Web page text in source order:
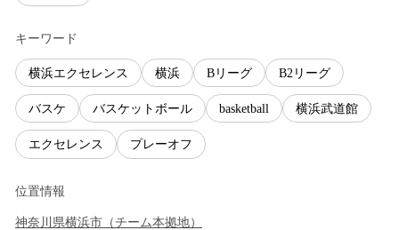
キーワード
横浜エクセレンス 横浜 Bリーグ B2リーグ
バスケ バスケットボール basketball 横浜武道館
エクセレンス プレーオフ
位置情報
神奈川県横浜市 （チーム本拠地）